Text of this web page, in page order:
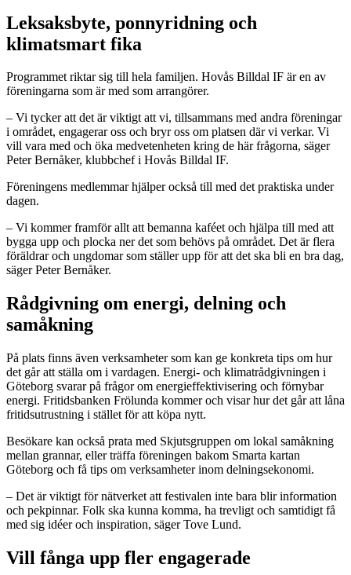
Leksaksbyte, ponnyridning och
klimatsmart fika
Programmet riktar sig till hela familjen. Hovås Billdal IF är en av
föreningarna som är med som arrangörer.
– Vi tycker att det är viktigt att vi, tillsammans med andra föreningar
i området, engagerar oss och bryr oss om platsen där vi verkar. Vi
vill vara med och öka medvetenheten kring de här frågorna, säger
Peter Bernåker, klubbchef i Hovås Billdal IF.
Föreningens medlemmar hjälper också till med det praktiska under
dagen.
– Vi kommer framför allt att bemanna kaféet och hjälpa till med att
bygga upp och plocka ner det som behövs på området. Det är flera
föräldrar och ungdomar som ställer upp för att det ska bli en bra dag,
säger Peter Bernåker.
Rådgivning om energi, delning och
samåkning
På plats finns även verksamheter som kan ge konkreta tips om hur
det går att ställa om i vardagen. Energi- och klimatrådgivningen i
Göteborg svarar på frågor om energieffektivisering och förnybar
energi. Fritidsbanken Frölunda kommer och visar hur det går att låna
fritidsutrustning i stället för att köpa nytt.
Besökare kan också prata med Skjutsgruppen om lokal samåkning
mellan grannar, eller träffa föreningen bakom Smarta kartan
Göteborg och få tips om verksamheter inom delningsekonomi.
– Det är viktigt för nätverket att festivalen inte bara blir information
och pekpinnar. Folk ska kunna komma, ha trevligt och samtidigt få
med sig idéer och inspiration, säger Tove Lund.
Vill fånga upp fler engagerade